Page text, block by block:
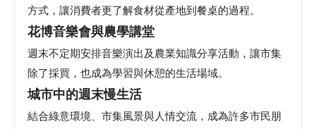
政
策
方式，讓消費者更了解食材從產地到餐桌的過程。
花博音樂會與農學講堂
週末不定期安排音樂演出及農業知識分享活動，讓市集
除了採買，也成為學習與休憩的生活場域。
城市中的週末慢生活
結合綠意環境、市集風景與人情交流，成為許多市民朋